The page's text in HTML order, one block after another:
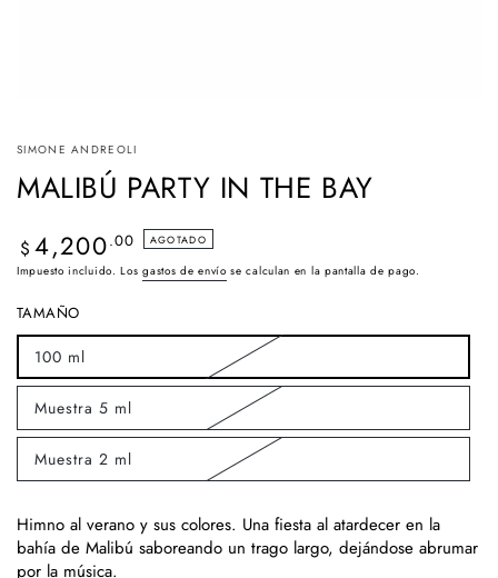
SIMONE ANDREOLI
MALIBÚ PARTY IN THE BAY
Precio
regular
$ 4,200.00 AGOTADO
Impuesto incluido. Losgastos de envío se calculan en la pantalla de pago.
TAMAÑO
100 ml
Variante
agotada
o
no
disponible
Muestra 5 ml
Variante
agotada
o
no
disponible
Muestra 2 ml
Variante
agotada
disponible
Himno al verano y sus colores. Una fiesta al atardecer en la
bahía de Malibú saboreando un trago largo, dejándose abrumar
por la música.